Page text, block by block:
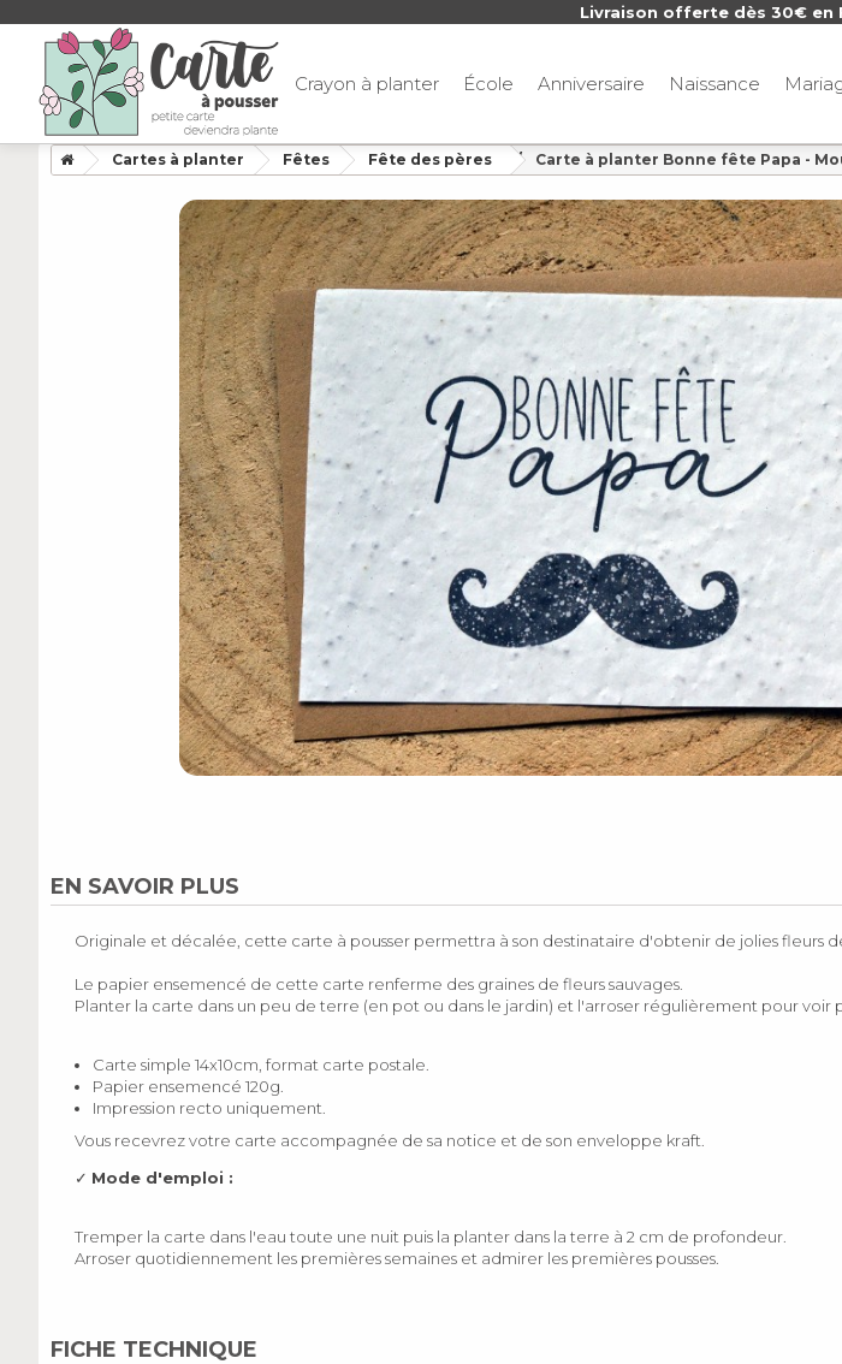
Livraison offerte dès 30€ en
Crayon à planter École Anniversaire Naissance
Cartes à planter Fêtes Fête des pères Carte à planter Bonne fête Papa -
EN SAVOIR PLUS
Originale et décalée, cette carte à pousser permettra à son destinataire d'obtenir de jolies fleurs
Le papier ensemencé de cette carte renferme des graines de fleurs sauvages.
Planter la carte dans un peu de terre (en pot ou dans le jardin) et l'arroser régulièrement pour voir
Carte simple 14x10cm, format carte postale.
Papier ensemencé 120g.
Impression recto uniquement.
Vous recevrez votre carte accompagnée de sa notice et de son enveloppe kraft.
✓ Mode d'emploi :
Tremper la carte dans l'eau toute une nuit puis la planter dans la terre à 2 cm de profondeur.
Arroser quotidiennement les premières semaines et admirer les premières pousses.
FICHE TECHNIQUE